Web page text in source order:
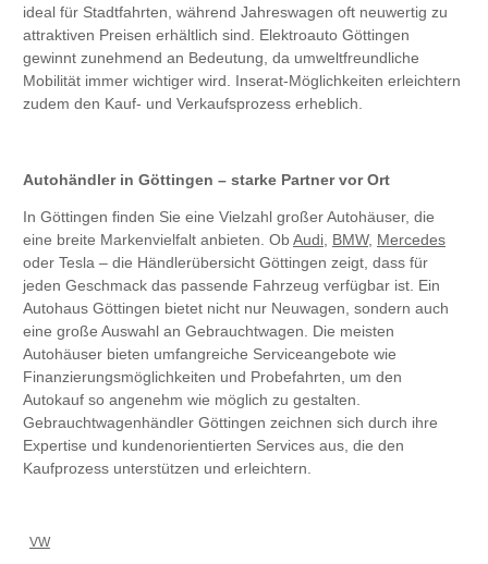
ideal für Stadtfahrten, während Jahreswagen oft neuwertig zu
attraktiven Preisen erhältlich sind. Elektroauto Göttingen
gewinnt zunehmend an Bedeutung, da umweltfreundliche
Mobilität immer wichtiger wird. Inserat-Möglichkeiten erleichtern
zudem den Kauf- und Verkaufsprozess erheblich.
Autohändler in Göttingen – starke Partner vor Ort
In Göttingen finden Sie eine Vielzahl großer Autohäuser, die
eine breite Markenvielfalt anbieten. ObAudi, BMW, Mercedes
oder Tesla – die Händlerübersicht Göttingen zeigt, dass für
jeden Geschmack das passende Fahrzeug verfügbar ist. Ein
Autohaus Göttingen bietet nicht nur Neuwagen, sondern auch
eine große Auswahl an Gebrauchtwagen. Die meisten
Autohäuser bieten umfangreiche Serviceangebote wie
Finanzierungsmöglichkeiten und Probefahrten, um den
Autokauf so angenehm wie möglich zu gestalten.
Gebrauchtwagenhändler Göttingen zeichnen sich durch ihre
Expertise und kundenorientierten Services aus, die den
Kaufprozess unterstützen und erleichtern.
VW